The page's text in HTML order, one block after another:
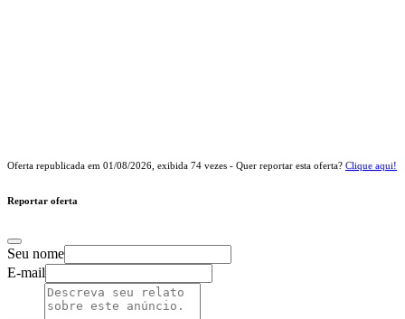
Oferta republicada em 01/08/2026 , exibida 74 vezes - Quer reportar esta oferta? Clique aqui!
Reportar oferta
Seu nome
E-mail